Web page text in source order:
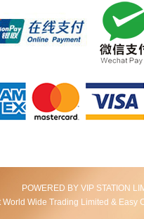
POWERED BY VIP STATION
Wide Trading Limited & Easy